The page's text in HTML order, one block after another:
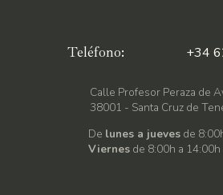
Teléfono: +34
Calle Profesor Peraza de
38001 - Santa Cruz de
De lunes a jueves de
Viernes de 8:00h a 14:00h